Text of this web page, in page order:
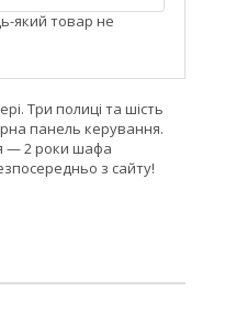
який товар не
Три полиці та шість
панель керування.
— 2 роки шафа
з сайту!